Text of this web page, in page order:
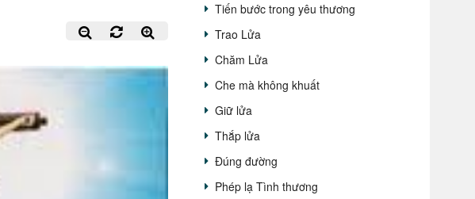
Tiến bước trong yêu thương
Trao Lửa
Chăm Lửa
Che mà không khuất
Giữ lửa
Thắp lửa
Đúng đường
Phép lạ Tình thương